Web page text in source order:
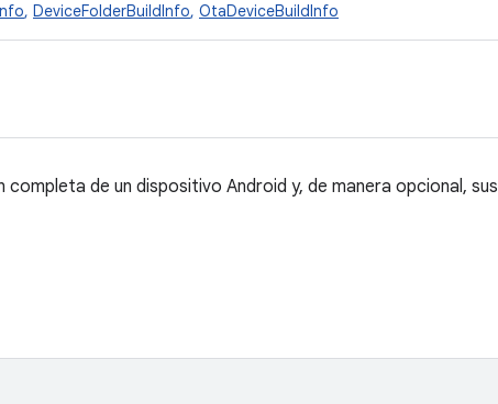
, DeviceFolderBuildInfo, OtaDeviceBuildInfo
de un dispositivo Android y, de manera opcional, sus